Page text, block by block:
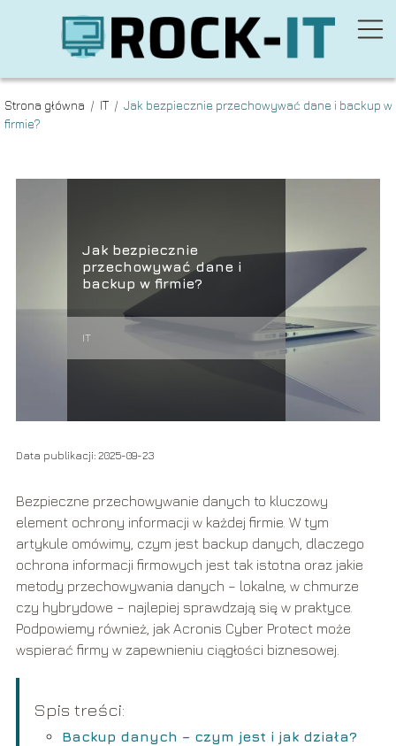
Strona główna / IT / Jak bezpiecznie przechowywać dane i backup w
firmie?
Jak bezpiecznie
przechowywać dane i
backup w firmie?
IT
Data publikacji: 2025-09-23
Bezpieczne przechowywanie danych to kluczowy
element ochrony informacji w każdej firmie. W tym
artykule omówimy, czym jest backup danych, dlaczego
ochrona informacji firmowych jest tak istotna oraz jakie
metody przechowywania danych – lokalne, w chmurze
czy hybrydowe – najlepiej sprawdzają się w praktyce.
Podpowiemy również, jak Acronis Cyber Protect może
wspierać firmy w zapewnieniu ciągłości biznesowej.
Spis treści:
Backup danych – czym jest i jak działa?